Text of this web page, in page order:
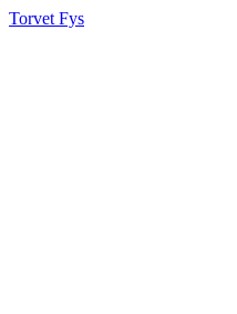
Torvet Fys